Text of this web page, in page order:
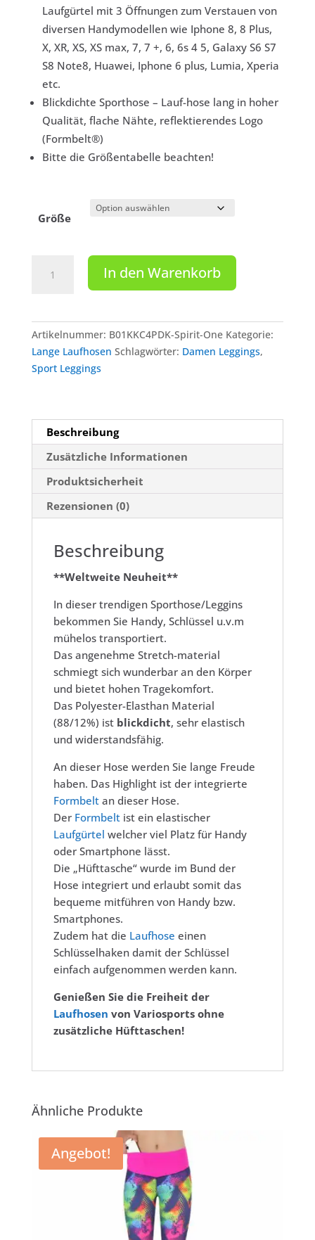
Laufgürtel mit 3 Öffnungen zum Verstauen von
diversen Handymodellen wie Iphone 8, 8 Plus,
X, XR, XS, XS max, 7, 7 +, 6, 6s 4 5, Galaxy S6 S7
S8 Note8, Huawei, Iphone 6 plus, Lumia, Xperia
etc.
Blickdichte Sporthose – Lauf-hose lang in hoher
Qualität, flache Nähte, reflektierendes Logo
(Formbelt®)
Bitte die Größentabelle beachten!
Größe
FORMBELT®
lange
mit
Taschen
-
Menge
In den Warenkorb
Artikelnummer: B01KKC4PDK-Spirit-One Kategorie:
Lange Laufhosen Schlagwörter: Damen Leggings,
Sport Leggings
Beschreibung
Zusätzliche Informationen
Produktsicherheit
Rezensionen (0)
Beschreibung
**Weltweite Neuheit**
In dieser trendigen Sporthose/Leggins
bekommen Sie Handy, Schlüssel u.v.m
mühelos transportiert.
Das angenehme Stretch-material
schmiegt sich wunderbar an den Körper
und bietet hohen Tragekomfort.
Das Polyester-Elasthan Material
(88/12%) ist blickdicht, sehr elastisch
und widerstandsfähig.
An dieser Hose werden Sie lange Freude
haben. Das Highlight ist der integrierte
Formbeltan dieser Hose.
Der Formbeltist ein elastischer
Laufgürtel welcher viel Platz für Handy
oder Smartphone lässt.
Die „Hüfttasche“ wurde im Bund der
Hose integriert und erlaubt somit das
bequeme mitführen von Handy bzw.
Smartphones.
Zudem hat die Laufhose einen
Schlüsselhaken damit der Schlüssel
einfach aufgenommen werden kann.
Genießen Sie die Freiheit der
Laufhosen von Variosports ohne
zusätzliche Hüfttaschen!
Ähnliche Produkte
Angebot!